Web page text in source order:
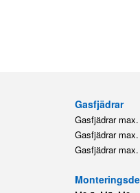
Gasfjädrar
Gasfjädrar
Gasfjädrar
Gasfjädrar